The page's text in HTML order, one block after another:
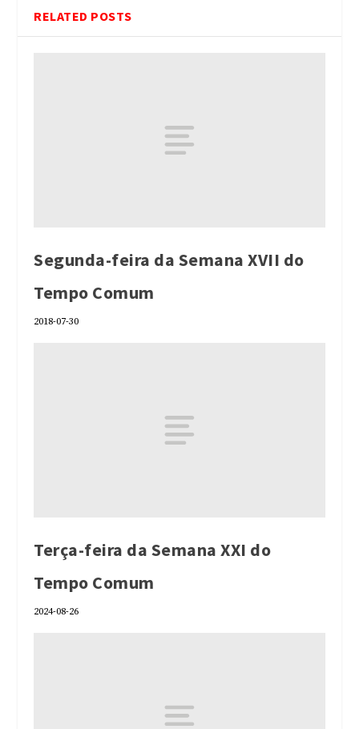
RELATED POSTS
Segunda-feira da Semana XVII do
Tempo Comum
2018-07-30
Terça-feira da Semana XXI do
Tempo Comum
2024-08-26